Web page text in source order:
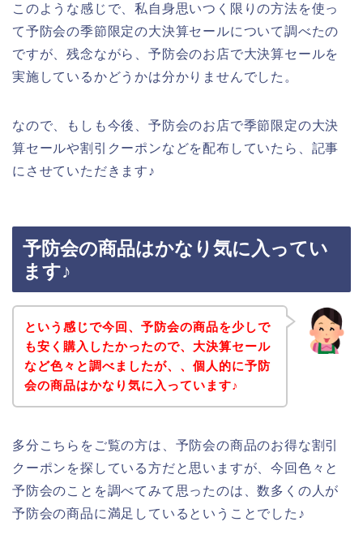
このような感じで、私自身思いつく限りの方法を使っ
て予防会の季節限定の大決算セールについて調べたの
ですが、残念ながら、予防会のお店で大決算セールを
実施しているかどうかは分かりませんでした。
なので、もしも今後、予防会のお店で季節限定の大決
算セールや割引クーポンなどを配布していたら、記事
にさせていただきます♪
予防会の商品はかなり気に入ってい
ます♪
という感じで今回、予防会の商品を少しで
も安く購入したかったので、大決算セール
など色々と調べましたが、、個人的に予防
会の商品はかなり気に入っています♪
多分こちらをご覧の方は、予防会の商品のお得な割引
クーポンを探している方だと思いますが、今回色々と
予防会のことを調べてみて思ったのは、数多くの人が
予防会の商品に満足しているということでした♪